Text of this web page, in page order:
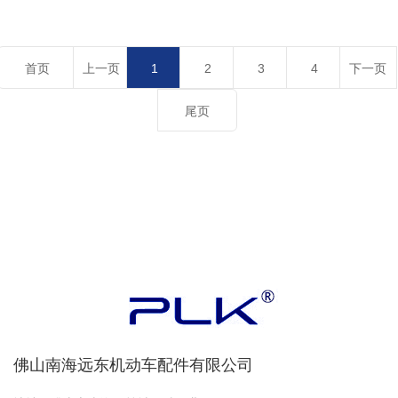
首页 上一页 1 2 3 4 下一页
尾页
佛山南海远东机动车配件有限公司